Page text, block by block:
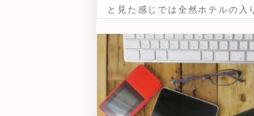
と見た感じでは全然ホテルの入